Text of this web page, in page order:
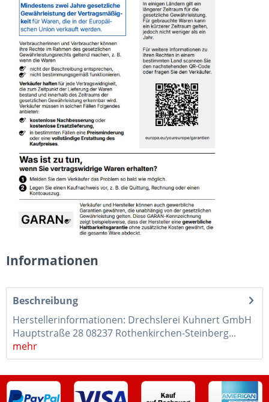
Informationen
Beschreibung
Herstellerinformationen: Drechslerei Kuhnert GmbH
Hauptstraße 28 08237 Rothenkirchen-Steinberg...
mehr